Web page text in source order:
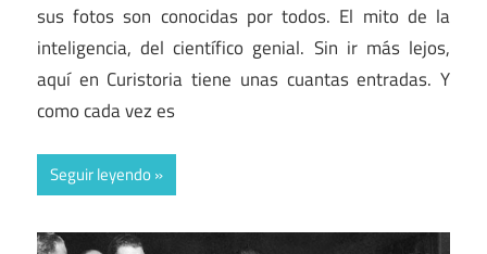
sus fotos son conocidas por todos. El mito de la
inteligencia, del científico genial. Sin ir más lejos,
aquí en Curistoria tiene unas cuantas entradas. Y
como cada vez es
Seguir leyendo